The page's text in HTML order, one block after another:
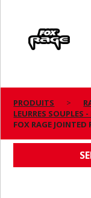
PRODUITS
LEURRES SOUPLES
FOX RAGE JOINTED
FOX RAGE